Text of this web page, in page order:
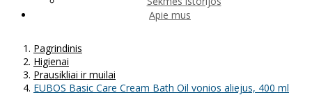
Apie mus
Pagrindinis
Higienai
Prausikliai ir muilai
EUBOS Basic Care Cream Bath Oil vonios aliejus, 400 ml